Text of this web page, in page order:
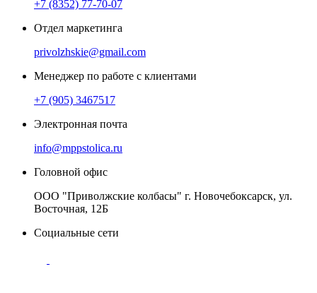
+7 (8352) 77-70-07
Отдел маркетинга
privolzhskie@gmail.com
Менеджер по работе с клиентами
+7 (905) 3467517
Электронная почта
info@mppstolica.ru
Головной офис
ООО "Приволжские колбасы" г. Новочебоксарск, ул.
Восточная, 12Б
Социальные сети